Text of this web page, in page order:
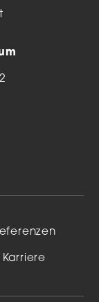
Karriere